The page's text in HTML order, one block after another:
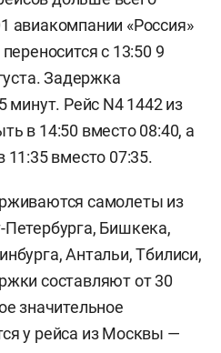
авиакомпании «Россия»
с 13:50 9
Задержка
минут. Рейс N4 1442 из
в 14:50 вместо 08:40, а
вместо 07:35.
самолеты из
Бишкека,
Антальи, Тбилиси,
составляют от 30
значительное
у рейса из Москвы —